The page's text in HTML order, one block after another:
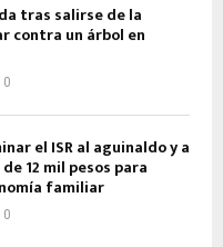
tras salirse de la
contra un árbol en
0
el ISR al aguinaldo y a
12 mil pesos para
familiar
0